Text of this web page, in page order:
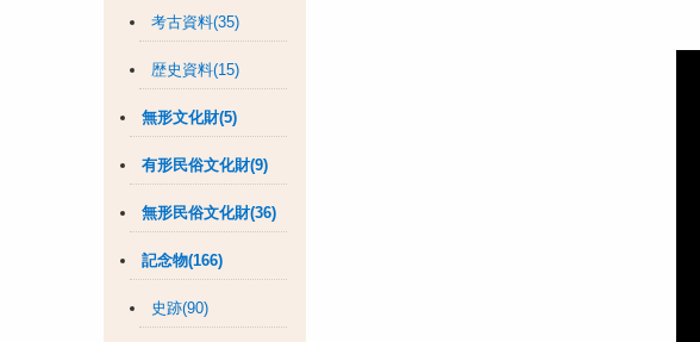
考古資料(35)
歴史資料(15)
無形文化財(5)
有形民俗文化財(9)
無形民俗文化財(36)
記念物(166)
史跡(90)